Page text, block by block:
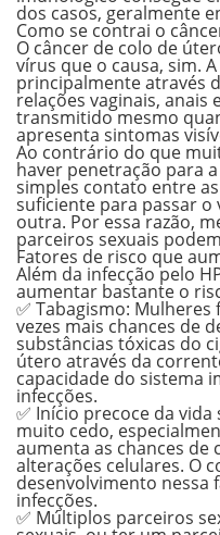
dos casos, geralmente
Como se contrai o
O câncer de colo de
vírus que o causa, sim.
principalmente através
relações vaginais, anais
transmitido mesmo
apresenta sintomas
Ao contrário do que
haver penetração para
simples contato entre
suficiente para passar o
outra. Por essa razão,
parceiros sexuais
Fatores de risco que
Além da infecção pelo
aumentar bastante o
✅ Tabagismo: Mulheres
vezes mais chances de
substâncias tóxicas do
útero através da
capacidade do sistema
infecções.
✅ Início precoce da vida
muito cedo,
aumenta as chances de
alterações celulares. O
desenvolvimento nessa
infecções.
✅ Múltiplos parceiros